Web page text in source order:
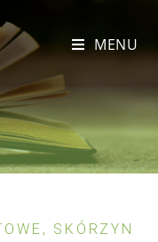
MENU
SKÓRZYN